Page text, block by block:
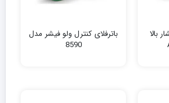
بالا
باترفلای کنترل ولو فیشر مدل
8590